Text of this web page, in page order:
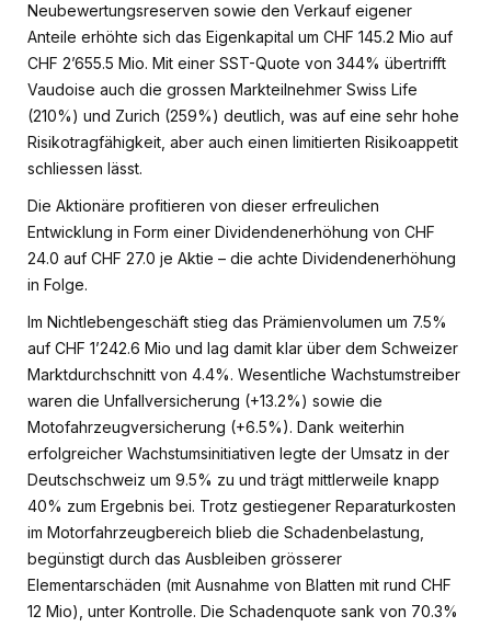
Neubewertungsreserven sowie den Verkauf eigener
Anteile erhöhte sich das Eigenkapital um CHF 145.2 Mio auf
CHF 2’655.5 Mio. Mit einer SST-Quote von 344% übertrifft
Vaudoise auch die grossen Markteilnehmer Swiss Life
(210%) und Zurich (259%) deutlich, was auf eine sehr hohe
Risikotragfähigkeit, aber auch einen limitierten Risikoappetit
schliessen lässt.
Die Aktionäre profitieren von dieser erfreulichen
Entwicklung in Form einer Dividendenerhöhung von CHF
24.0 auf CHF 27.0 je Aktie – die achte Dividendenerhöhung
in Folge.
Im Nichtlebengeschäft stieg das Prämienvolumen um 7.5%
auf CHF 1’242.6 Mio und lag damit klar über dem Schweizer
Marktdurchschnitt von 4.4%. Wesentliche Wachstumstreiber
waren die Unfallversicherung (+13.2%) sowie die
Motofahrzeugversicherung (+6.5%). Dank weiterhin
erfolgreicher Wachstumsinitiativen legte der Umsatz in der
Deutschschweiz um 9.5% zu und trägt mittlerweile knapp
40% zum Ergebnis bei. Trotz gestiegener Reparaturkosten
im Motorfahrzeugbereich blieb die Schadenbelastung,
begünstigt durch das Ausbleiben grösserer
Elementarschäden (mit Ausnahme von Blatten mit rund CHF
12 Mio), unter Kontrolle. Die Schadenquote sank von 70.3%